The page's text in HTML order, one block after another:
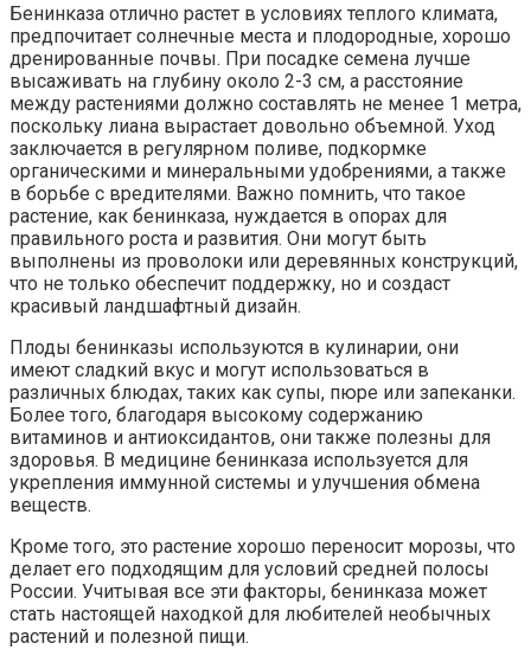
Бенинказа отлично растет в условиях теплого климата,
предпочитает солнечные места и плодородные, хорошо
дренированные почвы. При посадке семена лучше
высаживать на глубину около 2-3 см, а расстояние
между растениями должно составлять не менее 1 метра,
поскольку лиана вырастает довольно объемной. Уход
заключается в регулярном поливе, подкормке
органическими и минеральными удобрениями, а также
в борьбе с вредителями. Важно помнить, что такое
растение, как бенинказа, нуждается в опорах для
правильного роста и развития. Они могут быть
выполнены из проволоки или деревянных конструкций,
что не только обеспечит поддержку, но и создаст
красивый ландшафтный дизайн.
Плоды бенинказы используются в кулинарии, они
имеют сладкий вкус и могут использоваться в
различных блюдах, таких как супы, пюре или запеканки.
Более того, благодаря высокому содержанию
витаминов и антиоксидантов, они также полезны для
здоровья. В медицине бенинказа используется для
укрепления иммунной системы и улучшения обмена
веществ.
Кроме того, это растение хорошо переносит морозы, что
делает его подходящим для условий средней полосы
России. Учитывая все эти факторы, бенинказа может
стать настоящей находкой для любителей необычных
растений и полезной пищи.